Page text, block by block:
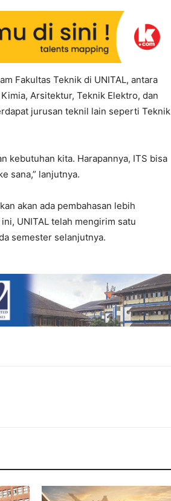
Fakultas Teknik di UNITAL, antara
Arsitektur, Teknik Elektro, dan
jurusan teknil lain seperti Teknik
kebutuhan kita. Harapannya, ITS bisa
sana,” lanjutnya.
akan ada pembahasan lebih
UNITAL telah mengirim satu
semester selanjutnya.